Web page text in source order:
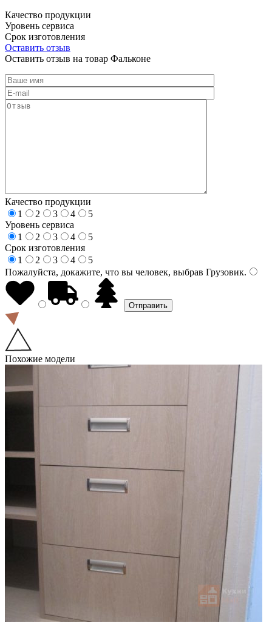
Качество продукции
Уровень сервиса
Срок изготовления
Оставить отзыв
Оставить отзыв на товар Фальконе
Качество продукции
1
2 3 4
5
Уровень сервиса
1
2 3 4
5
Срок изготовления
1
2 3 4
5
Пожалуйста, докажите, что вы человек, выбрав Грузовик.
Похожие модели